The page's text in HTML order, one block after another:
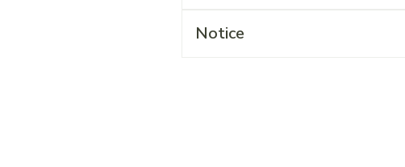
Notice